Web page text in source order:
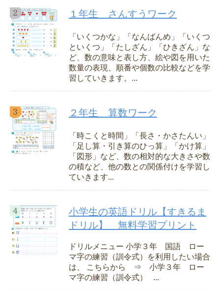
１年生 さんすうワーク
「いくつかな」「なんばんめ」「いくつ
といくつ」「たしざん」「ひきざん」な
ど、数の意味と表し方、絵や図を用いた
数量の表現、順番や個数の比較などを学
習していきます。...
２年生 算数ワーク
「時こくと時間」「長さ・かさたんい」
「足し算・引き算のひっ算」「かけ算」
「図形」など、数の相対的な大きさや数
の積など、他の数との関係付けを学習し
ていきます...
小学生の英語ドリル【すきるま
ドリル】 無料学習プリント
ドリルメニュー 小学３年 国語 ロー
マ字の練習（訓令式）を利用したい場合
は、 こちらから ⇒ 小学３年 ロー
マ字の練習（訓令式） ...